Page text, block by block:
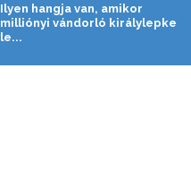
Ilyen hangja van, amikor
milliónyi vándorló királylepke
le...